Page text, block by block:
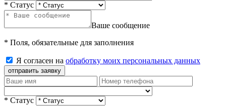
* Статус
Ваше сообщение
* Поля, обязательные для заполнения
Я согласен на обработку моих персональных данных
отправить заявку
* Статус